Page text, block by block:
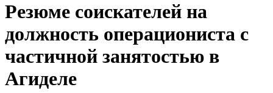
Резюме соискателей на
должность операциониста с
частичной занятостью в
Агиделе